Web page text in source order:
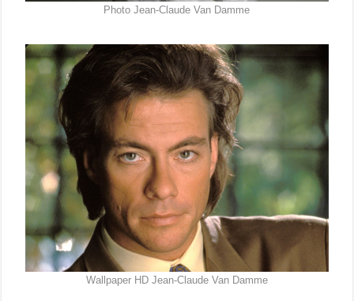
Photo Jean-Claude Van Damme
Wallpaper HD Jean-Claude Van Damme